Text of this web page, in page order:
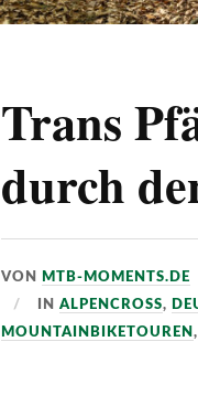
Trans
durch
VON MTB-MOMENTS.DE
INALPENCROSS,
MOUNTAINBIKETOUREN,